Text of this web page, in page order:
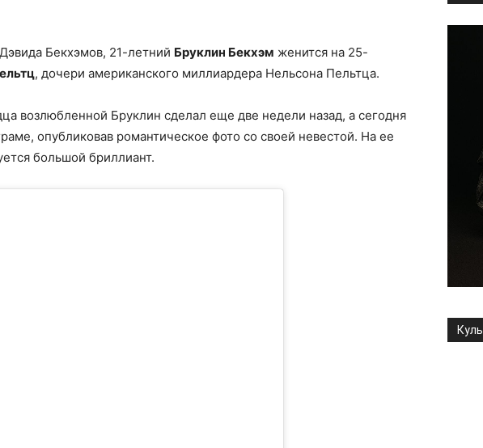
Бекхэмов, 21-летний Бруклин Бекхэм женится на 25-
, дочери американского миллиардера Нельсона Пельтца.
возлюбленной Бруклин сделал еще две недели назад, а сегодня
опубликовав романтическое фото со своей невестой. На ее
большой бриллиант.